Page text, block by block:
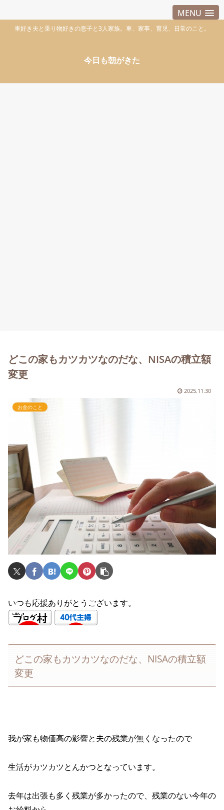
MENU
車好き夫と乗り物好きの息子と3人家族。車、家事、育児、日常のこと。
今日も朝がきた
どこの家もカツカツなのだな、NISAの積立額
変更
2025.11.30
お金のこと
いつも応援ありがとうございます。
どこの家もカツカツなのだな、NISAの積立額
変更
我が家も物価高の影響と夫の残業が無くなったので
生活がカツカツとんかつとなっています。
去年は出張も多く残業が多かったので、残業のない今年の